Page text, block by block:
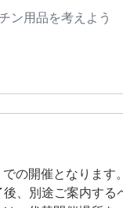
ン用品を考えよう
の開催となります
、別途ご案内する